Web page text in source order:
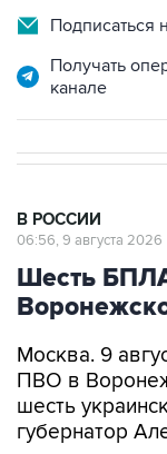
Подписаться
Получать
канале
В РОССИИ
06:56, 9 августа 2026
Шесть
Москва. 9
ПВО в
шесть
губернатор